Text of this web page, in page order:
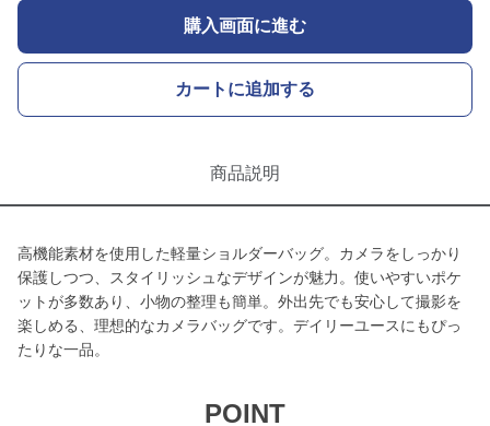
購入画面に進む
カートに追加する
商品説明
高機能素材を使用した軽量ショルダーバッグ。カメラをしっかり
保護しつつ、スタイリッシュなデザインが魅力。使いやすいポケ
ットが多数あり、小物の整理も簡単。外出先でも安心して撮影を
楽しめる、理想的なカメラバッグです。デイリーユースにもぴっ
たりな一品。
POINT